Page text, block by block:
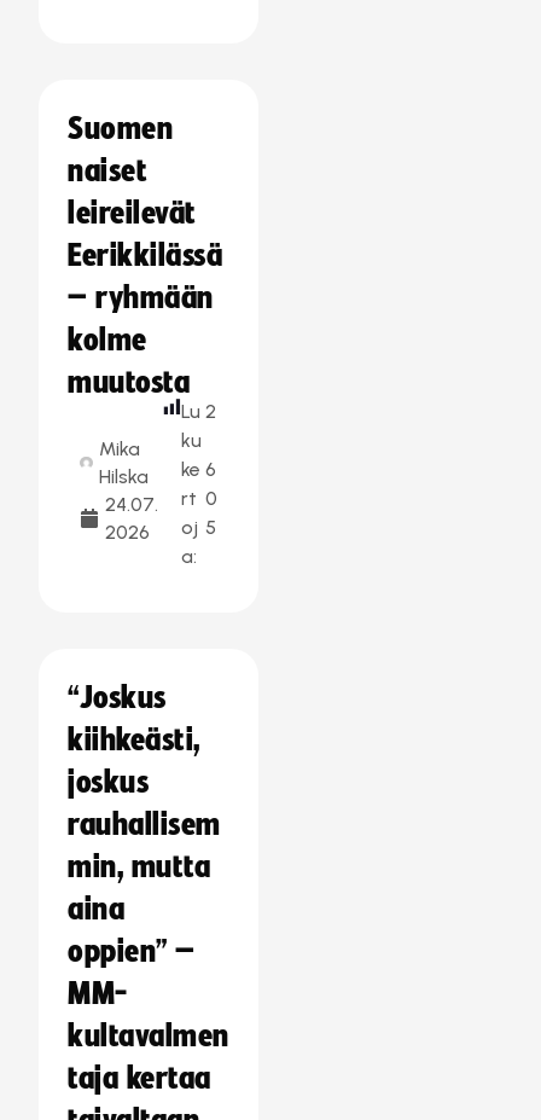
Suomen
naiset
leireilevät
Eerikkilässä
– ryhmään
kolme
muutosta
Mika
Hilska
24.07.
2026
Lu
ku
ke
rt
oj
a:
2
6
0
5
“Joskus
kiihkeästi,
joskus
rauhallisem
min, mutta
aina
oppien” –
MM-
kultavalmen
taja kertaa